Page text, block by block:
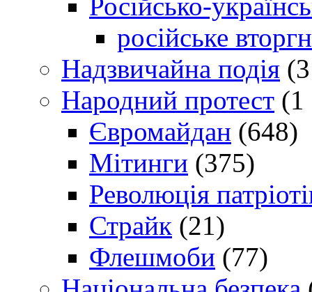
російське
Надзвичайна подія
Народний протест (1
Євромайдан (648)
Мітинги (375)
Революція
Страйк (21)
Флешмоби (77)